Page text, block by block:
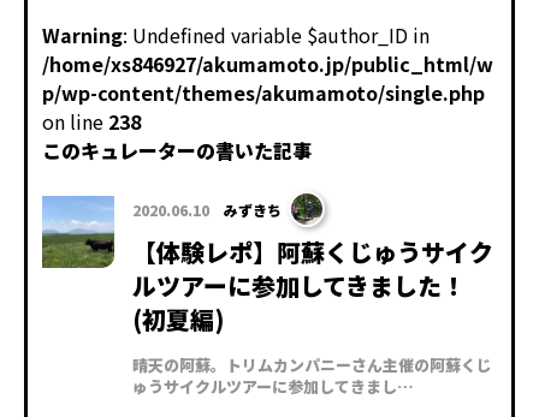
Warning: Undefined variable $author_ID in
/home/xs846927/akumamoto.jp/public_html/w
p/wp-content/themes/akumamoto/single.php
on line 238
このキュレーターの書いた記事
2020.06.10 みずきち
【体験レポ】阿蘇くじゅうサイク
ルツアーに参加してきました！
(初夏編)
晴天の阿蘇。トリムカンパニーさん主催の阿蘇くじ
ゅうサイクルツアーに参加してきまし…